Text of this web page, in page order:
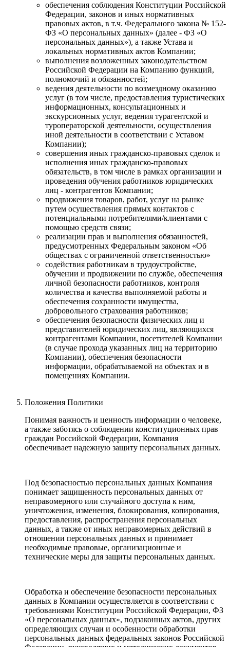
обеспечения соблюдения Конституции Российской
Федерации, законов и иных нормативных
правовых актов, в т.ч. Федерального закона № 152-
ФЗ «О персональных данных» (далее - ФЗ «О
персональных данных»), а также Устава и
локальных нормативных актов Компании;
выполнения возложенных законодательством
Российской Федерации на Компанию функций,
полномочий и обязанностей;
ведения деятельности по возмездному оказанию
услуг (в том числе, предоставления туристических
информационных, консультационных и
экскурсионных услуг, ведения турагентской и
туроператорской деятельности, осуществления
иной деятельности в соответствии с Уставом
Компании);
совершения иных гражданско-правовых сделок и
исполнения иных гражданско-правовых
обязательств, в том числе в рамках организации и
проведения обучения работников юридических
лиц - контрагентов Компании;
продвижения товаров, работ, услуг на рынке
путем осуществления прямых контактов с
потенциальными потребителями/клиентами с
помощью средств связи;
реализации прав и выполнения обязанностей,
предусмотренных Федеральным законом «Об
обществах с ограниченной ответственностью»
содействия работникам в трудоустройстве,
обучении и продвижении по службе, обеспечения
личной безопасности работников, контроля
количества и качества выполняемой работы и
обеспечения сохранности имущества,
добровольного страхования работников;
обеспечения безопасности физических лиц и
представителей юридических лиц, являющихся
контрагентами Компании, посетителей Компании
(в случае прохода указанных лиц на территорию
Компании), обеспечения безопасности
информации, обрабатываемой на объектах и в
помещениях Компании.
Положения Политики
Понимая важность и ценность информации о человеке,
а также заботясь о соблюдении конституционных прав
граждан Российской Федерации, Компания
обеспечивает надежную защиту персональных данных.
Под безопасностью персональных данных Компания
понимает защищенность персональных данных от
неправомерного или случайного доступа к ним,
уничтожения, изменения, блокирования, копирования,
предоставления, распространения персональных
данных, а также от иных неправомерных действий в
отношении персональных данных и принимает
необходимые правовые, организационные и
технические меры для защиты персональных данных.
Обработка и обеспечение безопасности персональных
данных в Компании осуществляется в соответствии с
требованиями Конституции Российской Федерации, ФЗ
«О персональных данных», подзаконных актов, других
определяющих случаи и особенности обработки
персональных данных федеральных законов Российской